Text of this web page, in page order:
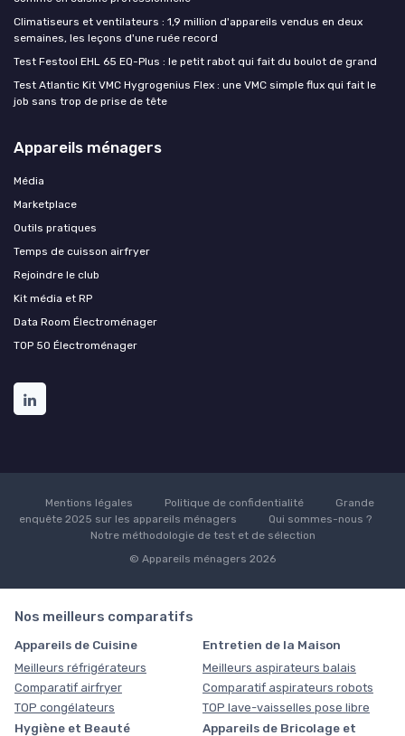
Climatiseurs et ventilateurs : 1,9 million d'appareils vendus en deux
semaines, les leçons d'une ruée record
Test Festool EHL 65 EQ-Plus : le petit rabot qui fait du boulot de grand
Test Atlantic Kit VMC Hygrogenius Flex : une VMC simple flux qui fait le
job sans trop de prise de tête
Appareils ménagers
Média
Marketplace
Outils pratiques
Temps de cuisson airfryer
Rejoindre le club
Kit média et RP
Data Room Électroménager
TOP 50 Électroménager
Mentions légales Politique de confidentialité
Grande
enquête 2025 sur les appareils ménagers
Qui sommes-nous ?
Notre méthodologie de test et de sélection
© Appareils ménagers 2026
Nos meilleurs comparatifs
Appareils de Cuisine
Meilleurs réfrigérateurs
Comparatif airfryer
TOP congélateurs
Entretien de la Maison
Meilleurs aspirateurs balais
Comparatif aspirateurs robots
TOP lave-vaisselles pose libre
Hygiène et Beauté
Appareils de Bricolage et